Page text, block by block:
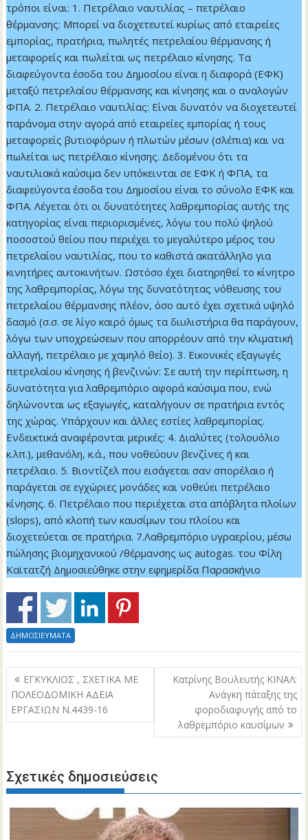
ΔΗΜΟΣΙΕΥΜΑΤΑ
Πλοήγηση
άρθρων
ΕΓΚΥΚΛΙΟΣ , ΣΧΕΤΙΚΑ ΜΕ
ΠΟΛΕΟΔΟΜΙΚΗ ΑΔΕΙΑ
ΕΡΓΑΣΙΩΝ Ν.4439-16
Κατρίνης Βουλευτής ΚΙΝΑΛ:
Ανάγκη πάταξης της
φοροδιαφυγής από το
λαθρεμπόριο καυσίμων
Σχετικές δημοσιεύσεις